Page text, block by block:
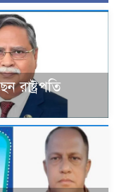
রাষ্ট্রপতি